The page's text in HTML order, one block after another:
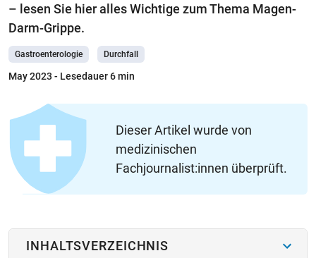
– lesen Sie hier alles Wichtige zum Thema Magen-
Darm-Grippe.
Gastroenterologie Durchfall
May 2023 - Lesedauer 6 min
Dieser Artikel wurde von
medizinischen
Fachjournalist:innen überprüft.
INHALTSVERZEICHNIS